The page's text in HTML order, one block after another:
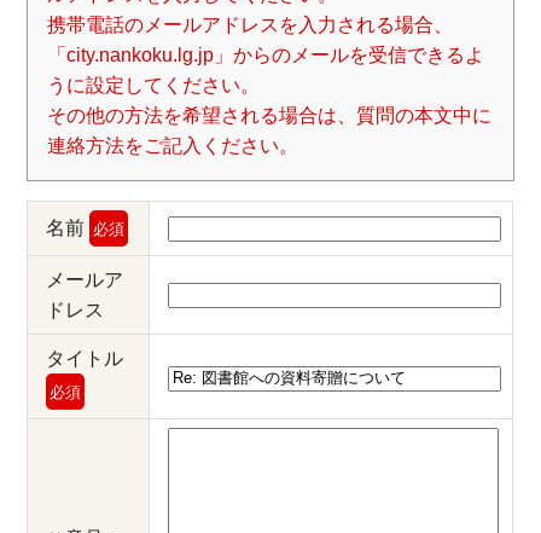
携帯電話のメールアドレスを入力される場合、
「city.nankoku.lg.jp」からのメールを受信できるよ
うに設定してください。
その他の方法を希望される場合は、質問の本文中に
連絡方法をご記入ください。
名前 必須
メールア
ドレス
タイトル
必須